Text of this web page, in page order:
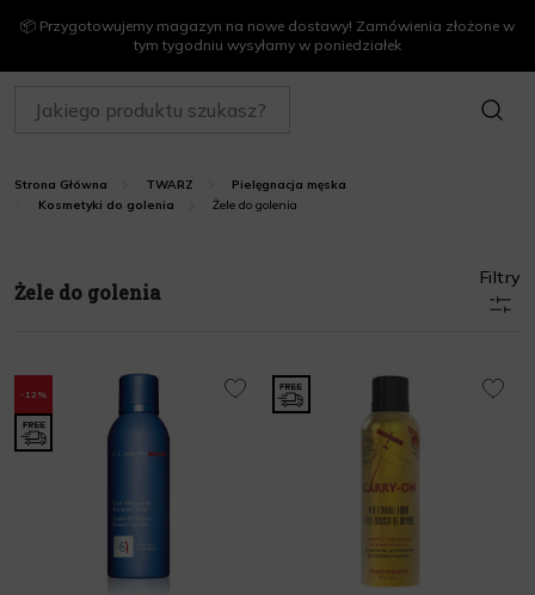
📦 Przygotowujemy magazyn na nowe dostawy! Zamówienia złożone w
tym tygodniu wysyłamy w poniedziałek
SZUKAJ
Strona Główna TWARZ
Pielęgnacja męska
Kosmetyki do golenia
Żele do golenia
Żele do golenia
Filtry
-12%